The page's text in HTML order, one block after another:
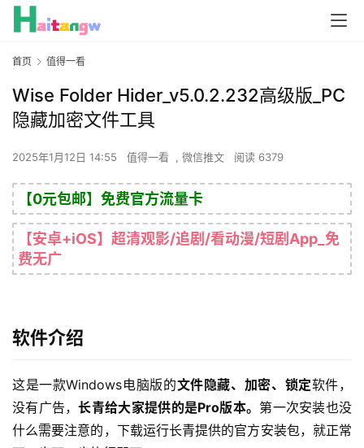
首页 值得一看
Wise Folder Hider_v5.0.2.232高级版_PC
隐藏加密文件工具
2025年1月12日 14:55 值得一看 , 微信推文 阅读 6379
【0元包邮】免费官方流量卡
【安卓+iOS】超清观影/追剧/看动漫/短剧App_免
费无广
软件介绍
这是一款Windows电脑版的文件隐藏、加密、锁定软件，
没有广告，长青给大家提供的是Pro版本。 第一次安装也没
什么需要注意的，下载运行长青提供的官方安装包，就正常